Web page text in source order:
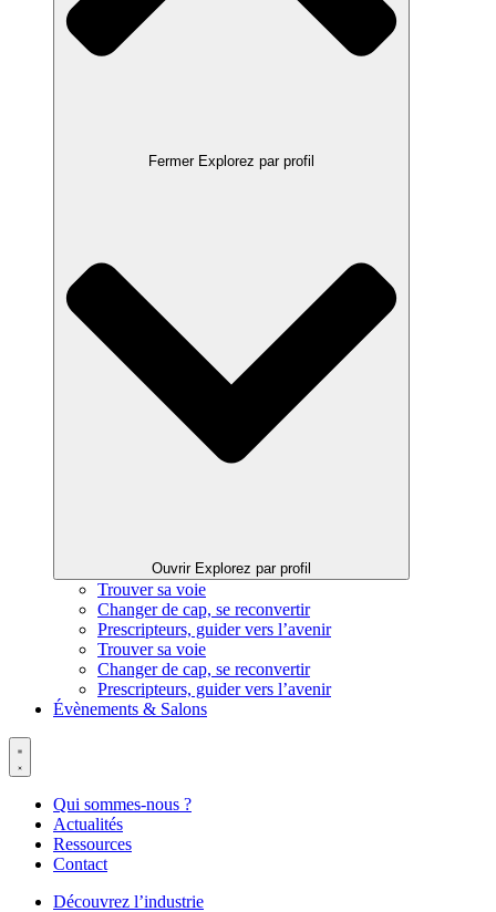
Fermer Explorez par profil
Ouvrir Explorez par profil
Trouver sa voie
Changer de cap, se reconvertir
Prescripteurs, guider vers l’avenir
Trouver sa voie
Changer de cap, se reconvertir
Prescripteurs, guider vers l’avenir
Évènements & Salons
Qui sommes-nous ?
Actualités
Ressources
Contact
Découvrez l’industrie